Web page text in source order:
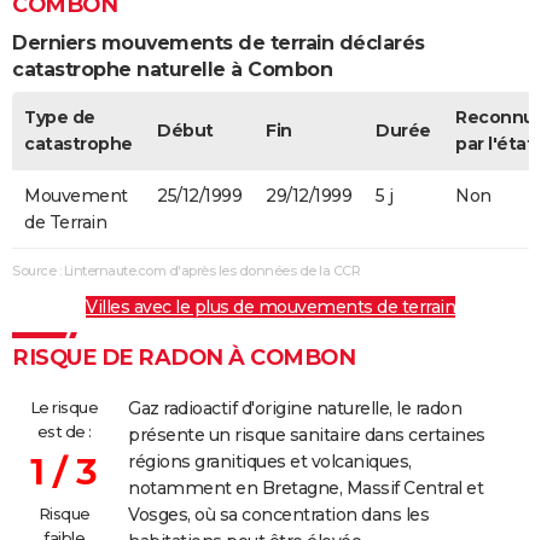
Derniers mouvements de terrain déclarés
catastrophe naturelle à Combon
Type de
catastrophe
Début Fin Durée
par l'état
Mouvement
de Terrain
25/12/1999 29/12/1999 5 j Non
Source : Linternaute.com d'après les données de la CCR
Villes avec le plus de mouvements de terrain
RISQUE DE RADON À COMBON
Le risque
est de :
1 / 3
Risque
Gaz radioactif d'origine naturelle, le radon
présente un risque sanitaire dans certaines
régions granitiques et volcaniques,
notamment en Bretagne, Massif Central et
Vosges, où sa concentration dans les